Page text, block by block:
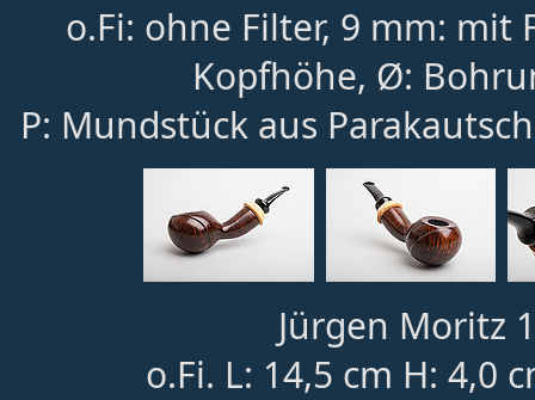
o.Fi: ohne Filter, 9 mm: mit
Kopfhöhe, Ø:
P: Mundstück aus
Jürgen Moritz
o.Fi. L: 14,5 cm H: 4,0